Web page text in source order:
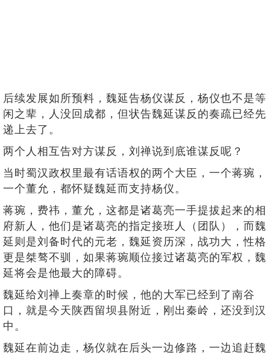
后续发展如所预料，魏延告杨仪谋反，杨仪也不是等
闲之辈，人没回成都，但状告魏延谋反的奏疏已经先
递上去了。
两个人相互告对方谋反，刘禅说到底谁谋反呢？
当时蜀汉政权里最有话语权的两个大臣，一个蒋琬，
一个董允，都怀疑魏延而支持杨仪。
蒋琬，费祎，董允，这都是诸葛亮一手提拔起来的相
府新人，他们是诸葛亮的指定接班人（团队），而魏
延则是刘备时代的元老，魏延资历深，战功大，性格
更是桀骜不驯，如果蒋琬顺位接过诸葛亮的军权，魏
延将会是他最大的障碍。
魏延给刘禅上奏章的时候，他的大军已经到了南谷
口，就是今天陕西留坝县附近，刚出秦岭，还没到汉
中。
魏延在前边走，杨仪就在后头一边修路，一边追赶魏